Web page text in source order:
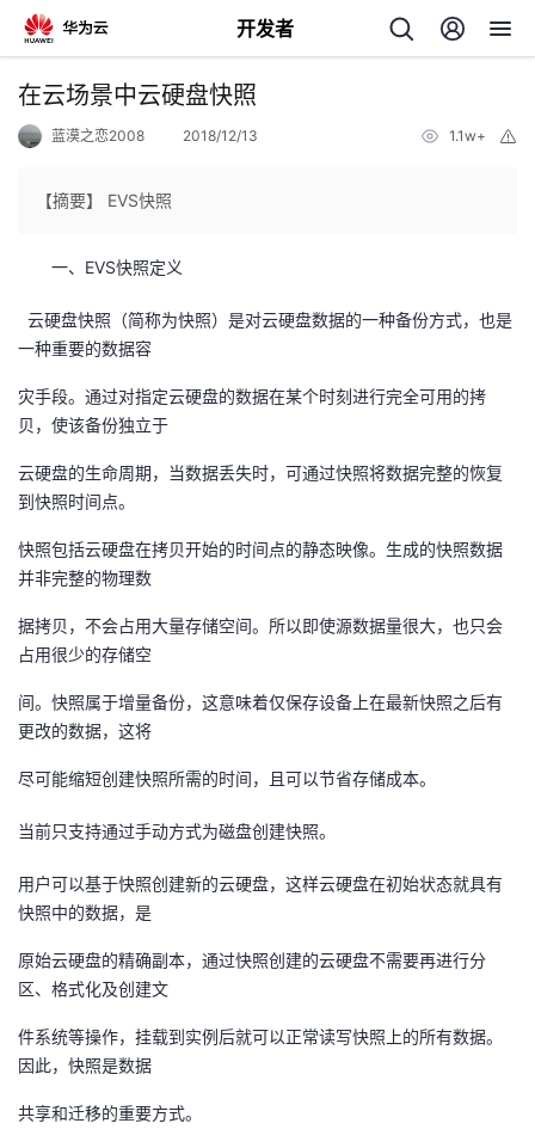
开发者
返
人
主
页
我
的
开
者
我
的
我
子
直
播
的
活
动
我
的
关
我
的
我
在云场景中云硬盘快照
蓝漠之恋2008 2018/12/13 1.1w+
【摘要】 EVS快照
一、EVS快照定义
云硬盘快照（简称为快照）是对云硬盘数据的一种备份方式，也是
一种重要的数据容
灾手段。通过对指定云硬盘的数据在某个时刻进行完全可用的拷
贝，使该备份独立于
云硬盘的生命周期，当数据丢失时，可通过快照将数据完整的恢复
到快照时间点。
快照包括云硬盘在拷贝开始的时间点的静态映像。生成的快照数据
并非完整的物理数
据拷贝，不会占用大量存储空间。所以即使源数据量很大，也只会
占用很少的存储空
间。快照属于增量备份，这意味着仅保存设备上在最新快照之后有
更改的数据，这将
尽可能缩短创建快照所需的时间，且可以节省存储成本。
当前只支持通过手动方式为磁盘创建快照。
用户可以基于快照创建新的云硬盘，这样云硬盘在初始状态就具有
快照中的数据，是
原始云硬盘的精确副本，通过快照创建的云硬盘不需要再进行分
区、格式化及创建文
件系统等操作，挂载到实例后就可以正常读写快照上的所有数据。
因此，快照是数据
共享和迁移的重要方式。